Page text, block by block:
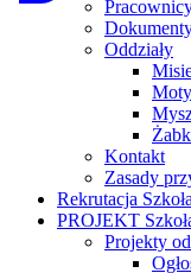
Oddziały
Kontakt
Zasady
Rekrutacja
PROJEKT
Projekty